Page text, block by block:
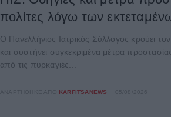
πολίτες λόγω των
Ο Πανελλήνιος Ιατρικός Σύλλογος κρούει
και συστήνει συγκεκριμένα μέτρα
από τις πυρκαγιές...
ΑΝΑΡΤΉΘΗΚΕ ΑΠΌ KARFITSANEWS